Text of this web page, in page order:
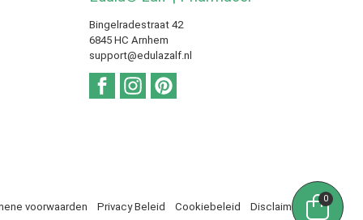
Bingelradestraat 42
6845 HC Arnhem
support@edulazalf.nl
voorwaarden Privacy Beleid Cookiebeleid Disclaimer
0